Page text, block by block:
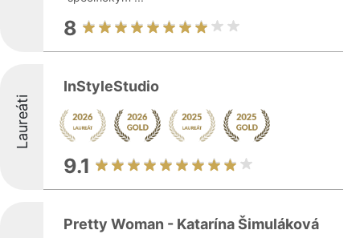
8
Laureáti
InStyleStudio
9.1
Pretty Woman - Katarína Šimuláková